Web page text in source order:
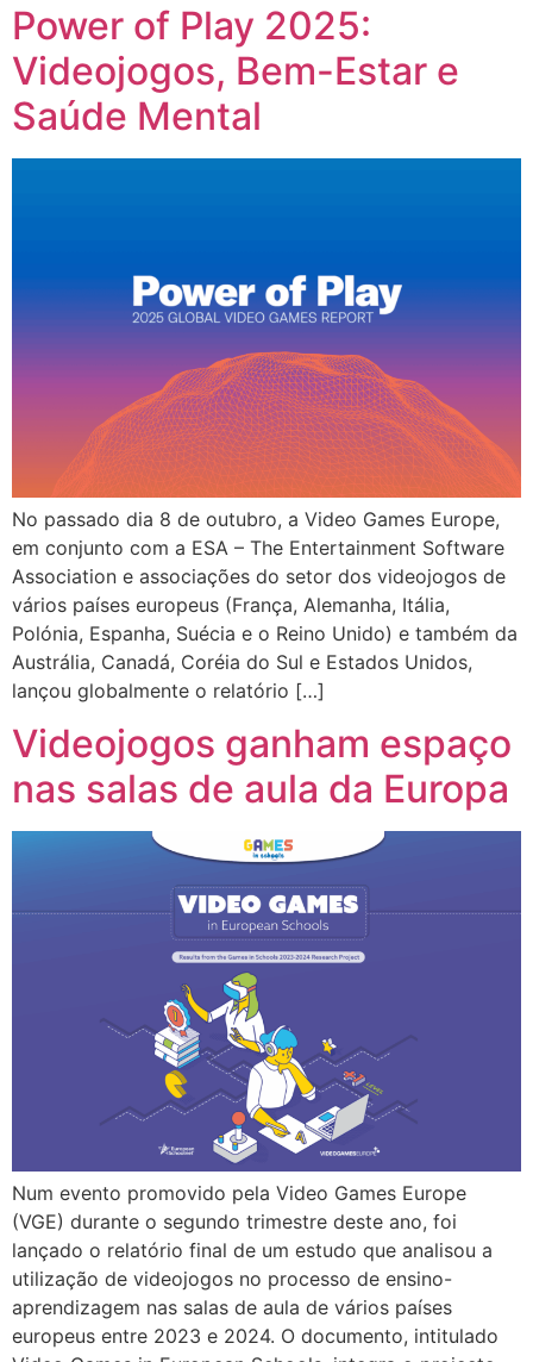
Power of Play 2025:
Videojogos, Bem-Estar e
Saúde Mental
No passado dia 8 de outubro, a Video Games Europe,
em conjunto com a ESA – The Entertainment Software
Association e associações do setor dos videojogos de
vários países europeus (França, Alemanha, Itália,
Polónia, Espanha, Suécia e o Reino Unido) e também da
Austrália, Canadá, Coréia do Sul e Estados Unidos,
lançou globalmente o relatório […]
Videojogos ganham espaço
nas salas de aula da Europa
Num evento promovido pela Video Games Europe
(VGE) durante o segundo trimestre deste ano, foi
lançado o relatório final de um estudo que analisou a
utilização de videojogos no processo de ensino-
aprendizagem nas salas de aula de vários países
europeus entre 2023 e 2024. O documento, intitulado